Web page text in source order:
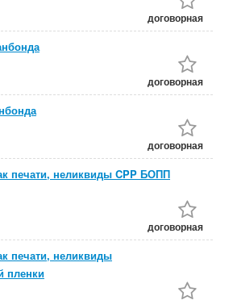
договорная
договорная
договорная
печати, неликвиды CPP БОПП
договорная
печати, неликвиды
пленки